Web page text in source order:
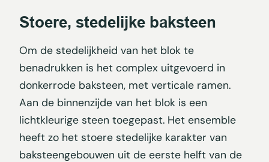
Stoere, stedelijke baksteen
Om de stedelijkheid van het blok te
benadrukken is het complex uitgevoerd in
donkerrode baksteen, met verticale ramen.
Aan de binnenzijde van het blok is een
lichtkleurige steen toegepast. Het ensemble
heeft zo het stoere stedelijke karakter van
baksteengebouwen uit de eerste helft van de